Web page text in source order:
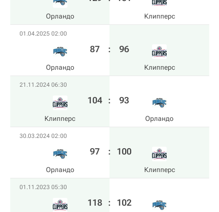
Орландо Клипперс
01.04.2025 02:00
Орландо
87 : 96
Клипперс
21.11.2024 06:30
Клипперс
104 : 93
Орландо
30.03.2024 02:00
Орландо
97 : 100
Клипперс
01.11.2023 05:30
118 : 102